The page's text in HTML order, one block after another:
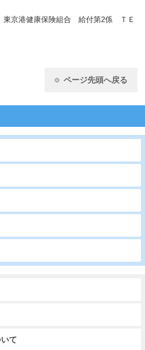
東京港健康保険組合 給付第2係 ＴＥ
ページ先頭へ戻る
て